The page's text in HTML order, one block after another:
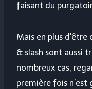
faisant du
Mais en plus d'être
& slash sont aussi
nombreux cas,
première fois n’est